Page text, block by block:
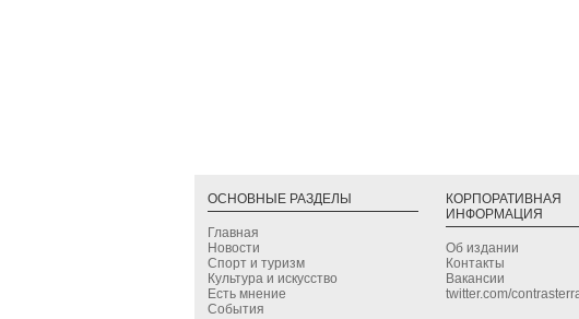
ОСНОВНЫЕ РАЗДЕЛЫ
Главная
Новости
Спорт и туризм
Культура и искусство
Есть мнение
События
КОРПОРАТИВНАЯ
ИНФОРМАЦИЯ
Об издании
Контакты
Вакансии
twitter.com/